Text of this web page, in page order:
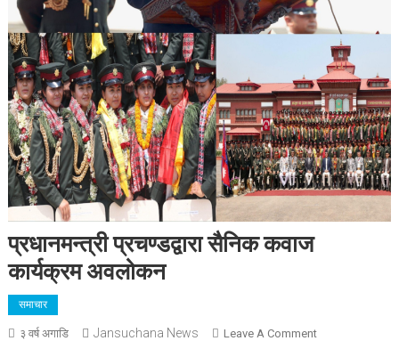
प्रधानमन्त्री प्रचण्डद्वारा सैनिक कवाज
कार्यक्रम अवलोकन
समाचार
३ वर्ष अगाडि Jansuchana News Leave A CommentOn